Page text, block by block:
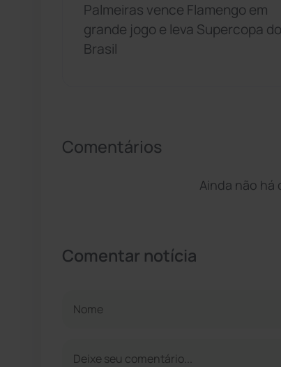
Palmeiras vence Flamengo em
grande jogo e leva Supercopa do
Brasil
Comentários
Ainda não há
Comentar notícia